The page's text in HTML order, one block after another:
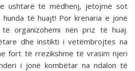
ushtarë të mëdhenj, jetojmë sot
të huajt! Por krenaria e jonë
organizohemi nën priz të huaj.
dhe instikti i vetëmbrojtes na
fort të rrezikshme të vrasim njeri
i jonë kombëtar na ndalon të